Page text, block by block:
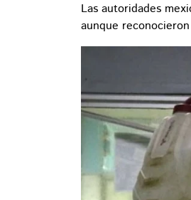
Las autoridades
aunque